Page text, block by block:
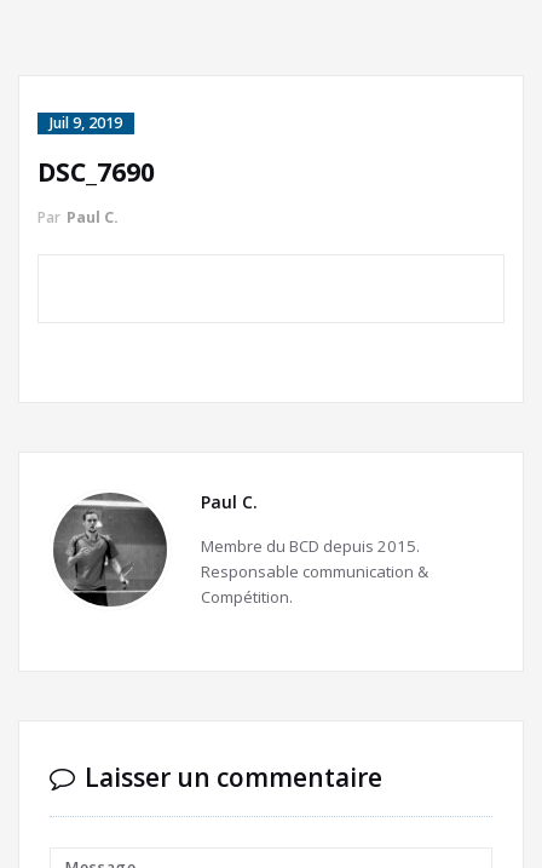
Juil 9, 2019
DSC_7690
Par Paul C.
Paul C.
Membre du BCD depuis 2015.
Responsable communication &
Compétition.
Laisser un commentaire